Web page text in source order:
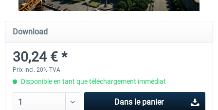
Fernbus Simulator - Platinum Edition
40,29 € *
Download
30,24 € *
Prix incl. 20% TVA
Disponible en tant que téléchargement immédiat
Dans le panier